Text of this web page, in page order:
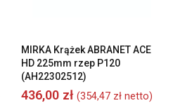
MIRKA Krążek ABRANET ACE
HD 225mm rzep P120
(AH22302512)
436,00 zł (354,47 zł netto)